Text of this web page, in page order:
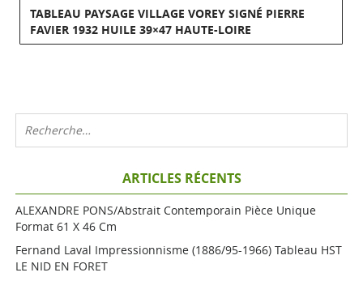
TABLEAU PAYSAGE VILLAGE VOREY SIGNÉ PIERRE
FAVIER 1932 HUILE 39×47 HAUTE-LOIRE
ARTICLES RÉCENTS
ALEXANDRE PONS/Abstrait Contemporain Pièce Unique
Format 61 X 46 Cm
Fernand Laval Impressionnisme (1886/95-1966) Tableau HST
LE NID EN FORET